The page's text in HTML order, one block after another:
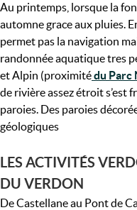
Au printemps, lorsque la
automne grace aux pluies.
permet pas la navigation
randonnée aquatique tres
et Alpin (proximitédu Parc
de rivière assez étroit s’est
paroies. Des paroies
géologiques
LES ACTIVITÉS
DU VERDON
De Castellane au Pont de